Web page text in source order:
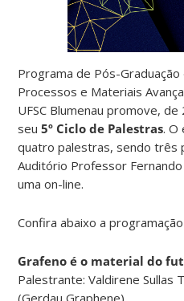
Programa de Pós-Graduação
Processos e Materiais
UFSC Blumenau promove,
seu5º Ciclo de Palestras. O
quatro palestras, sendo três
Auditório Professor
uma on-line.
Confira abaixo a
Grafeno é o material do
Palestrante: Valdirene Sullas
(Gerdau Graphene)